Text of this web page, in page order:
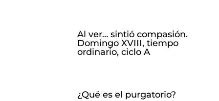
Al ver… sintió compasión.
Domingo XVIII, tiempo
ordinario, ciclo A
¿Qué es el purgatorio?